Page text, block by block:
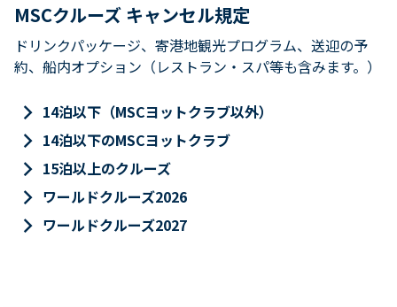
MSCクルーズ キャンセル規定
ドリンクパッケージ、寄港地観光プログラム、送迎の予
約、船内オプション（レストラン・スパ等も含みます。）
keyboard_arrow_right 14泊以下（MSCヨットクラブ以外）
keyboard_arrow_right 14泊以下のMSCヨットクラブ
keyboard_arrow_right 15泊以上のクルーズ
keyboard_arrow_right ワールドクルーズ2026
keyboard_arrow_right ワールドクルーズ2027